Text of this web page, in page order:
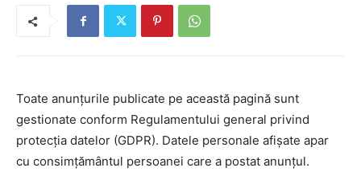
Toate anunțurile publicate pe această pagină sunt
gestionate conform Regulamentului general privind
protecția datelor (GDPR). Datele personale afișate apar
cu consimțământul persoanei care a postat anunțul.